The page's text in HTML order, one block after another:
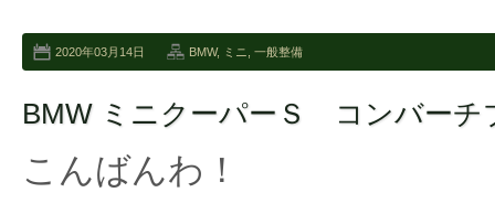
2020年03月14日 BMW, ミニ 一般整備
BMW ミニクーパーＳ コンバー
こんばんわ！